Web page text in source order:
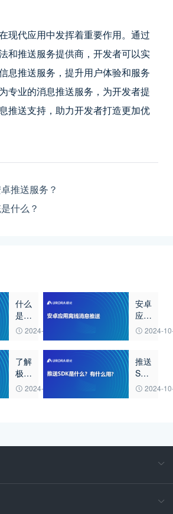
现代应用中发挥着重要作用。通过
和推送服务提供商，开发者可以实
息推送服务，提升用户体验和服务
专业的消息推送服务，为开发者提
推送支持，助力开发者打造更加优
推送服务？
什么？
什么
是离
线消2024-10-23
安卓
应用
离线2024-
了解
极光
推送
应用
2024-10-23
推送
SDK
是什2024-